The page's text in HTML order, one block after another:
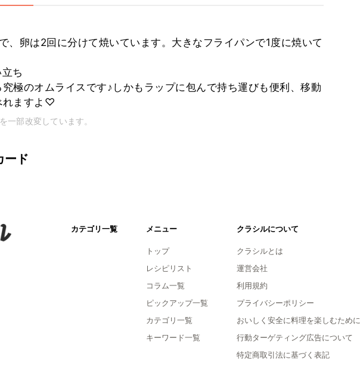
、卵は2回に分けて焼いています。大きなフライパンで1度に焼いて
ち
極のオムライスです♪しかもラップに包んで持ち運びも便利、移動
れますよ♡
一部改変しています。
ード
カテゴリ一覧 メニュー
トップ
レシピリスト
コラム一覧
ピックアップ一覧
カテゴリ一覧
キーワード一覧
クラシルについて
クラシルとは
運営会社
利用規約
プライバシーポリシー
おいしく安全に料理を楽しむために
行動ターゲティング広告について
特定商取引法に基づく表記